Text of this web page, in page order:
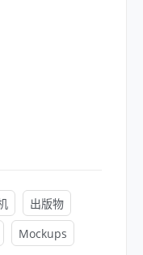
出版物
Mockups